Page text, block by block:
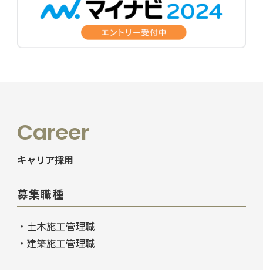
Career
キャリア採用
募集職種
・土木施工管理職
・建築施工管理職